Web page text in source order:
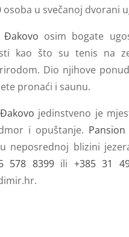
osoba u svečanoj dvorani
osim bogate
kao što su tenis na
Dio njihove
pronaći i saunu.
jedinstveno je
i opuštanje.
u neposrednoj blizini
578 8399ili +385 31
.